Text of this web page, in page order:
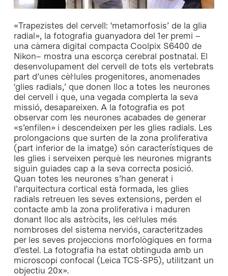
«Trapezistes del cervell: ‘metamorfosis’ de la glia
radial», la fotografia guanyadora del 1er premi –
una càmera digital compacta Coolpix S6400 de
Nikon– mostra una escorça cerebral postnatal. El
desenvolupament del cervell de tots els vertebrats
part d’unes cèl·lules progenitores, anomenades
‘glies radials,’ que donen lloc a totes les neurones
del cervell i que, una vegada complerta la seva
missió, desapareixen. A la fotografia es pot
observar com les neurones acabades de generar
«s’enfilen» i descendeixen per les glies radials. Les
prolongacions que surten de la zona proliferativa
(part inferior de la imatge) són característiques de
les glies i serveixen perquè les neurones migrants
siguin guiades cap a la seva correcta posició.
Quan totes les neurones s’han generat i
l’arquitectura cortical està formada, les glies
radials retreuen les seves extensions, perden el
contacte amb la zona proliferativa i maduren
donant lloc als astròcits, les cel·lules més
nombroses del sistema nerviós, caracteritzades
per les seves projeccions morfològiques en forma
d’estel. La fotografia ha estat obtinguda amb un
microscopi confocal (Leica TCS-SP5), utilitzant un
objectiu 20x».